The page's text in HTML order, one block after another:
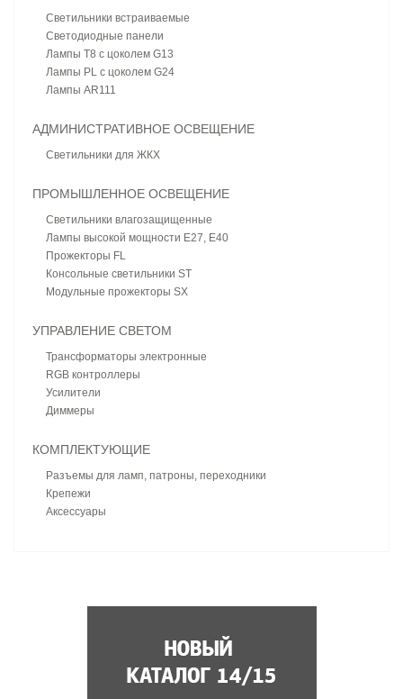
Светильники встраиваемые
Светодиодные панели
Лампы T8 с цоколем G13
Лампы PL с цоколем G24
Лампы AR111
АДМИНИСТРАТИВНОЕ ОСВЕЩЕНИЕ
Светильники для ЖКХ
ПРОМЫШЛЕННОЕ ОСВЕЩЕНИЕ
Светильники влагозащищенные
Лампы высокой мощности E27, E40
Прожекторы FL
Консольные светильники ST
Модульные прожекторы SX
УПРАВЛЕНИЕ СВЕТОМ
Трансформаторы электронные
RGB контроллеры
Усилители
Диммеры
КОМПЛЕКТУЮЩИЕ
Разъемы для ламп, патроны, переходники
Крепежи
Аксессуары